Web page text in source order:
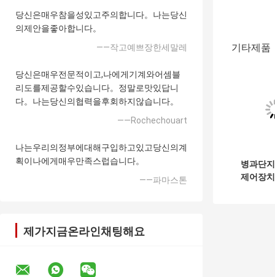
당신은매우참을성있고주의합니다。나는당신
의제안을좋아합니다。
——작고예쁘장한세말레
당신은매우전문적이고,나에게기계와어셈블
리도를제공할수있습니다。정말로맛있답니
다。나는당신의협력을후회하지않습니다。
——Rochechouart
나는우리의정부에대해구입하고있고당신의계
획이나에게매우만족스럽습니다。
——파마스톤
제가지금온라인채팅해요
기타제품
병과단
제어장